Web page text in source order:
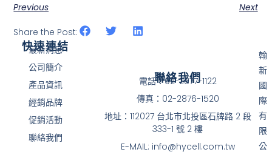
Previous Next
Share the Post:
翰
新
國
際
有
限
公
快速連結
最新消息
公司簡介
產品資訊
經銷品牌
促銷活動
聯絡我們
聯絡我們
電話：02-2877-1122
傳真：02-2876-1520
地址：112027 台北市北投區石牌路 2 段
333-1 號 2 樓
E-MAIL: info@hycell.com.tw